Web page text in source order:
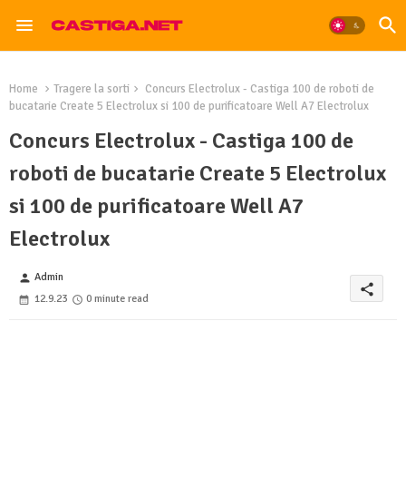
Home Tragere la sorti
Concurs Electrolux - Castiga 100 de roboti de
bucatarie Create 5 Electrolux si 100 de purificatoare Well A7 Electrolux
Concurs Electrolux - Castiga 100 de
roboti de bucatarie Create 5 Electrolux
si 100 de purificatoare Well A7
Electrolux
person Admin
12.9.23
0 minute read
share